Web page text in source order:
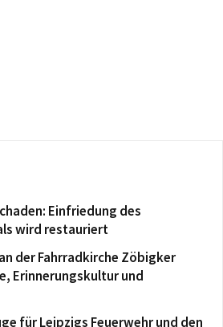
Einfriedung des
wird restauriert
der Fahrradkirche Zöbigker
Erinnerungskultur und
für Leipzigs Feuerwehr und den